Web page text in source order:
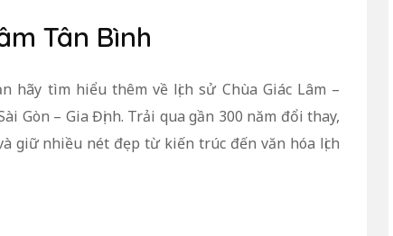
Tân Bình
hãy tìm hiểu thêm về lịch sử Chùa Giác Lâm –
Gòn – Gia Định. Trải qua gần 300 năm đổi thay,
giữ nhiều nét đẹp từ kiến trúc đến văn hóa lịch